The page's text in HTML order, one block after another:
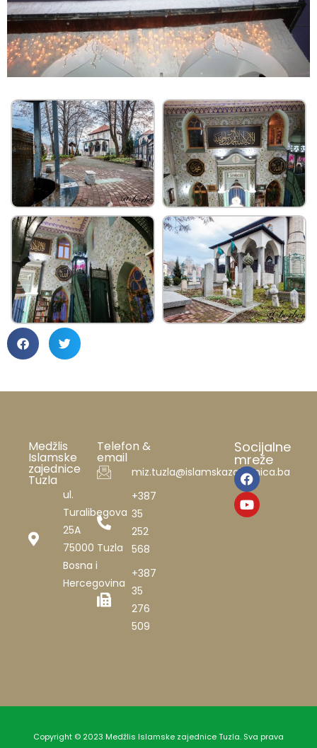
Medžlis
Islamske
zajednice
Tuzla
ul.
Turalibegova
25A
75000 Tuzla
Bosna i
Hercegovina
Telefon &
email
miz.tuzla@islamskazajednica.ba
+387
35
252
568
+387
35
276
509
Socijalne
mreže
Copyright © 2023 Medžlis Islamske zajednice Tuzla. Sva prava